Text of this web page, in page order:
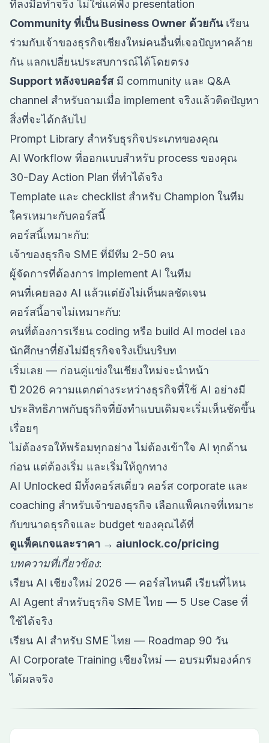
ที่ลงมือทำจริง ไม่ใช่แค่ฟัง presentation
Community ที่เป็น Business Owner ด้วยกันเรียน
ร่วมกับเจ้าของธุรกิจเชียงใหม่คนอื่นที่เจอปัญหาคล้าย
กัน แลกเปลี่ยนประสบการณ์ได้โดยตรง
Support หลังจบคอร์สมี community และ Q&A
channel สำหรับถามเมื่อ implement จริงแล้วติดปัญหา
สิ่งที่จะได้กลับไป
Prompt Library สำหรับธุรกิจประเภทของคุณ
AI Workflow ที่ออกแบบสำหรับ process ของคุณ
30-Day Action Plan ที่ทำได้จริง
Template และ checklist สำหรับ Champion ในทีม
ใครเหมาะกับคอร์สนี้
คอร์สนี้เหมาะกับ:
เจ้าของธุรกิจ SME ที่มีทีม 2-50 คน
ผู้จัดการที่ต้องการ implement AI ในทีม
คนที่เคยลอง AI แล้วแต่ยังไม่เห็นผลชัดเจน
คอร์สนี้อาจไม่เหมาะกับ:
คนที่ต้องการเรียน coding หรือ build AI model เอง
นักศึกษาที่ยังไม่มีธุรกิจจริงเป็นบริบท
เริ่มเลย — ก่อนคู่แข่งในเชียงใหม่จะนำหน้า
ปี 2026 ความแตกต่างระหว่างธุรกิจที่ใช้ AI อย่างมี
ประสิทธิภาพกับธุรกิจที่ยังทำแบบเดิมจะเริ่มเห็นชัดขึ้น
เรื่อยๆ
ไม่ต้องรอให้พร้อมทุกอย่าง ไม่ต้องเข้าใจ AI ทุกด้าน
ก่อน แต่ต้องเริ่ม และเริ่มให้ถูกทาง
AI Unlocked มีทั้งคอร์สเดี่ยว คอร์ส corporate และ
coaching สำหรับเจ้าของธุรกิจ เลือกแพ็คเกจที่เหมาะ
กับขนาดธุรกิจและ budget ของคุณได้ที่
ดูแพ็คเกจและราคา → aiunlock.co/pricing
บทความที่เกี่ยวข้อง:
เรียน AI เชียงใหม่ 2026 — คอร์สไหนดี เรียนที่ไหน
AI Agent สำหรับธุรกิจ SME ไทย — 5 Use Case ที่
ใช้ได้จริง
เรียน AI สำหรับ SME ไทย — Roadmap 90 วัน
AI Corporate Training เชียงใหม่ — อบรมทีมองค์กร
ได้ผลจริง